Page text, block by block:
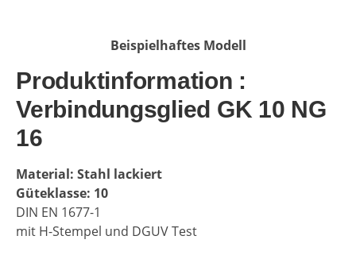
Beispielhaftes Modell
Produktinformation :
Verbindungsglied GK 10 NG
16
Material: Stahl lackiert
Güteklasse: 10
DIN EN 1677-1
mit H-Stempel und DGUV Test